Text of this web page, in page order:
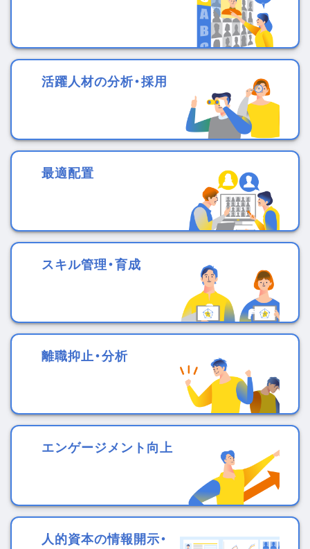
活躍人材の分析・採用
最適配置
スキル管理・育成
離職抑止・分析
エンゲージメント向上
人的資本の情報開示・